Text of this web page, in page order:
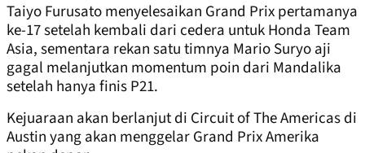
Taiyo Furusato menyelesaikan Grand Prix pertamanya
ke-17 setelah kembali dari cedera untuk Honda Team
Asia, sementara rekan satu timnya Mario Suryo aji
gagal melanjutkan momentum poin dari Mandalika
setelah hanya finis P21.
Kejuaraan akan berlanjut di Circuit of The Americas di
Austin yang akan menggelar Grand Prix Amerika